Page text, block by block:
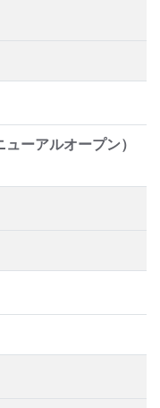
ーアルオープン）